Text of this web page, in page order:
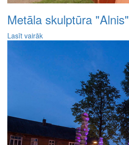
Metāla skulptūra "Alnis"
Lasīt vairāk